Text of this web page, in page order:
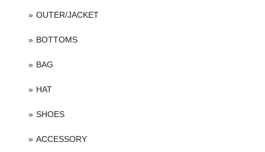
OUTER/JACKET
BOTTOMS
BAG
HAT
SHOES
ACCESSORY